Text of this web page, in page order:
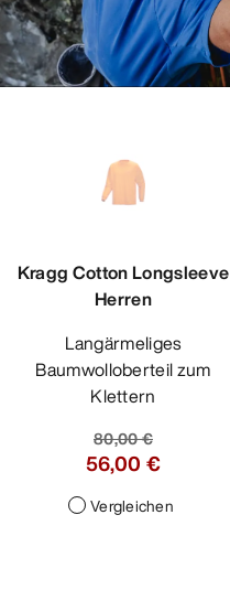
HERREN
Kragg Cotton Longsleeve
Herren
Langärmeliges
Baumwolloberteil zum
Klettern
80,00 €
56,00 €
Vergleichen